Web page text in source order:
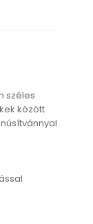
széles
között